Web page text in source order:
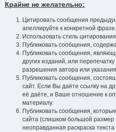
Крайне не желательно:
Цитировать сообщения
апеллируйте к конкретной фразе.
Использовать стиль
Публиковать сообщения,
Публиковать сообщения,
других изданий, или
разрешения автора или
Публиковать сообщения,
сайт. Если Вы даёте ссылку на
её даёте, и Ваше отношение к
материалу.
Публиковать сообщения,
сайта (слишком большой
неоправданная раскраска текста